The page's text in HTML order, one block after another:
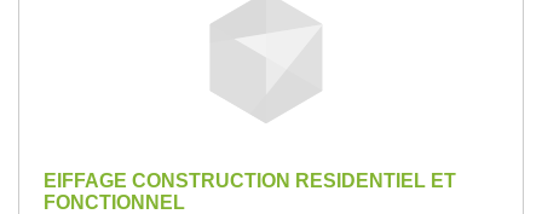
EIFFAGE CONSTRUCTION RESIDENTIEL ET
FONCTIONNEL